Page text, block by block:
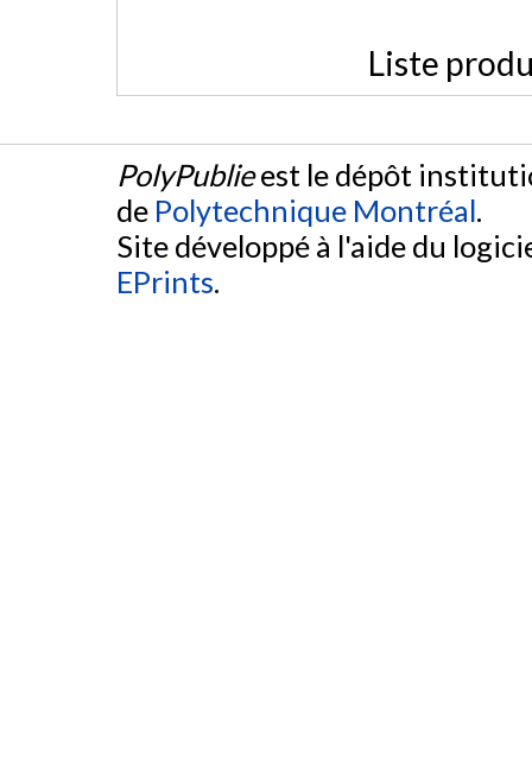
Liste
PolyPublieest le dépôt
de Polytechnique Montréal.
Site développé à l'aide du
EPrints.